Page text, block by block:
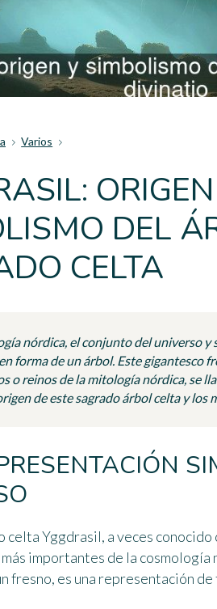
Varios
DEL
CELTA
nórdica, el conjunto del universo y
forma de un árbol. Este gigantesco
o reinos de la mitología nórdica, se
de este sagrado árbol celta y los
celtaYggdrasil, a veces
importantes de la
fresno, es una representación